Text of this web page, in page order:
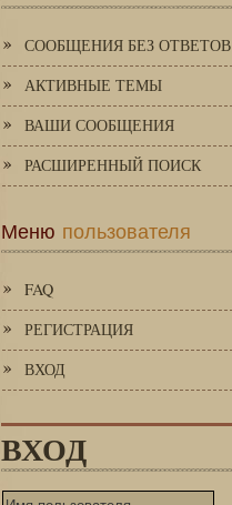
СООБЩЕНИЯ БЕЗ ОТВЕТОВ
АКТИВНЫЕ ТЕМЫ
ВАШИ СООБЩЕНИЯ
РАСШИРЕННЫЙ ПОИСК
Меню пользователя
FAQ
РЕГИСТРАЦИЯ
ВХОД
ВХОД